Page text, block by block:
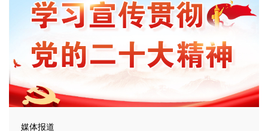
媒体报道